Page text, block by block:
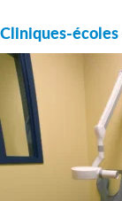
Cliniques-écoles